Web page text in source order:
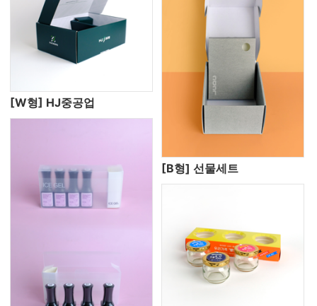
[W형] HJ중공업
[B형] 선물세트